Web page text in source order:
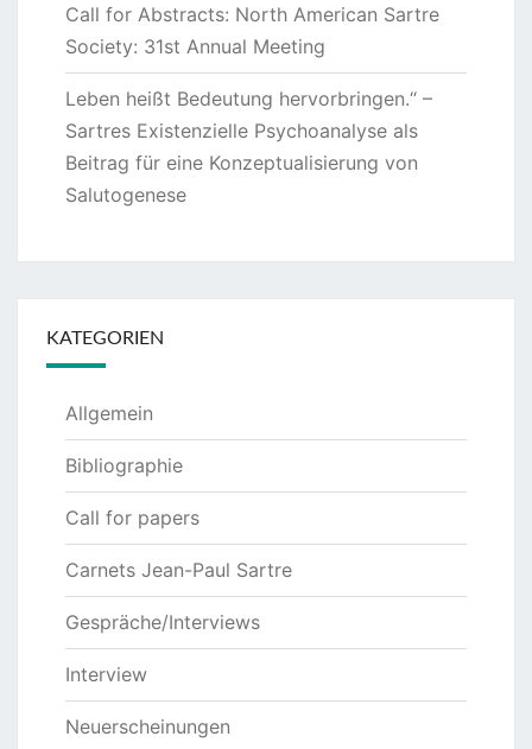
Call for Abstracts: North American Sartre
Society: 31st Annual Meeting
Leben heißt Bedeutung hervorbringen.“ –
Sartres Existenzielle Psychoanalyse als
Beitrag für eine Konzeptualisierung von
Salutogenese
KATEGORIEN
Allgemein
Bibliographie
Call for papers
Carnets Jean-Paul Sartre
Gespräche/Interviews
Interview
Neuerscheinungen